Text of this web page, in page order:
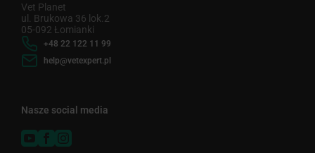
Vet Planet
ul. Brukowa 36 lok.2
05-092 Łomianki
+48 22 122 11 99
help@vetexpert.pl
Nasze social media